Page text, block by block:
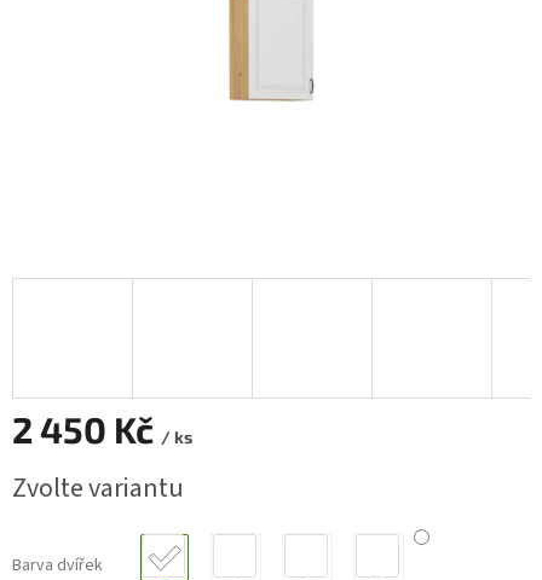
2 450 Kč / ks
cena:
Zvolte variantu
Barva dvířek